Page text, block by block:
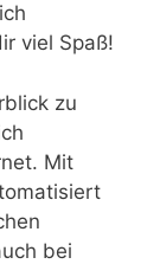
viel Spaß!
zu
Mit
bei